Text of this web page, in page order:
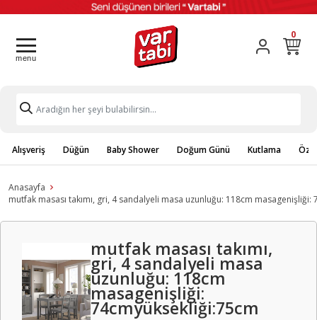
0
Alışveriş Düğün Baby Shower Doğum Günü Kutlama
Anasayfa
mutfak masası takımı, gri, 4 sandalyeli masa uzunluğu: 118cm masagenişliği:
mutfak masası takımı,
gri, 4 sandalyeli masa
uzunluğu: 118cm
masagenişliği:
74cmyüksekliği:75cm